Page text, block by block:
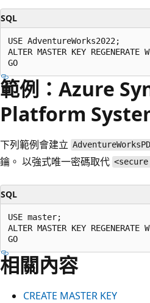
SQL
USE AdventureWorks2022;
ALTER MASTER KEY
範例：Azure
Platform
下列範例會建立
鑰。 以強式唯一密碼取代
SQL
USE master;
ALTER MASTER KEY
相關內容
CREATE MASTER KEY